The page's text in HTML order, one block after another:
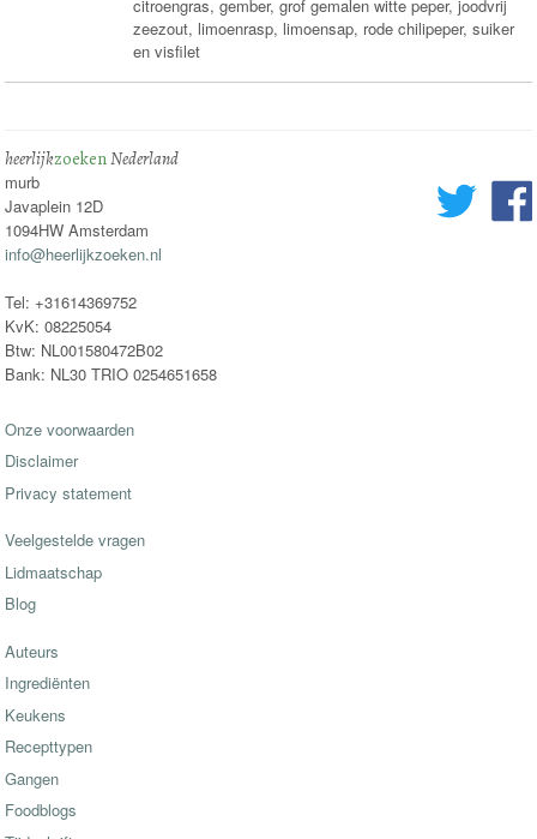
citroengras, gember, grof gemalen witte peper, joodvrij
zeezout, limoenrasp, limoensap, rode chilipeper, suiker
en visfilet
heerlijkzoekenNederland
murb
Javaplein 12D
1094HW Amsterdam
info@heerlijkzoeken.nl
Tel: +31614369752
KvK: 08225054
Btw: NL001580472B02
Bank: NL30 TRIO 0254651658
Onze voorwaarden
Disclaimer
Privacy statement
Veelgestelde vragen
Lidmaatschap
Blog
Auteurs
Ingrediënten
Keukens
Recepttypen
Gangen
Foodblogs